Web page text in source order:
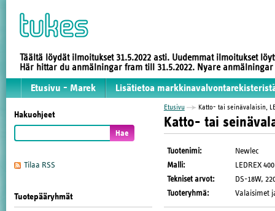
Täältä löydät ilmoitukset 31.5.2022 asti. Uudemmat ilmoitukset
Här hittar du anmälningar fram till 31.5.2022. Nyare
Etusivu - Marek Lisätietoa
Hakuohjeet
Tilaa RSS
Tuotepääryhmät
Etusivu Katto- tai seinävalaisin,
Katto- tai
Tuotenimi:
Newlec
Malli:
LEDREX
Tekniset arvot:
DS-18W,
Tuoteryhmä: Valaisimet